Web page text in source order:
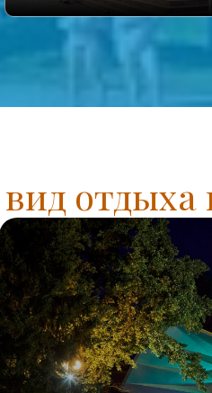
отдыха